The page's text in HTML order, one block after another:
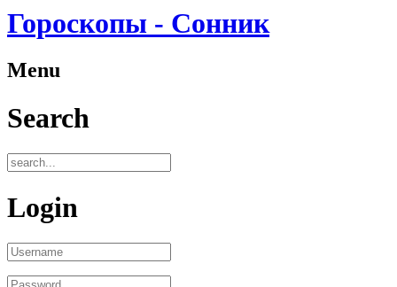
Гороскопы - Сонник
Menu
Search
Login